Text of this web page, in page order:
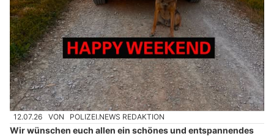
12.07.26 VON POLIZEI.NEWS REDAKTION
Wir wünschen euch allen ein schönes und entspannendes